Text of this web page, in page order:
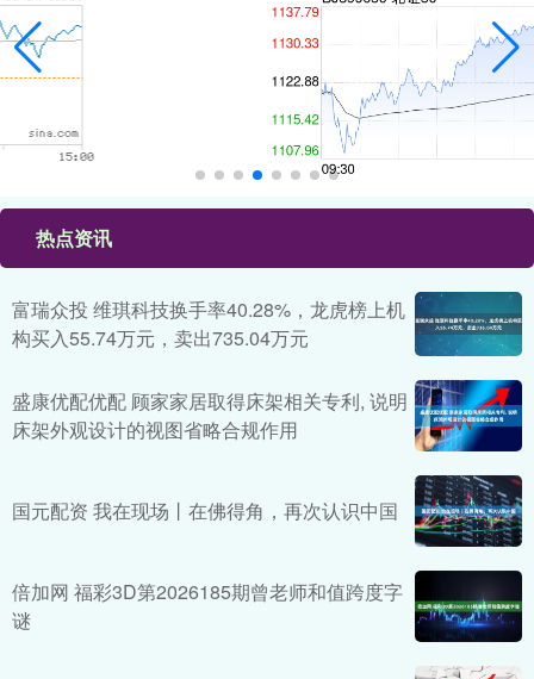
热点资讯
富瑞众投 维琪科技换手率40.28%，龙虎榜上机
构买入55.74万元，卖出735.04万元
盛康优配优配 顾家家居取得床架相关专利, 说明
床架外观设计的视图省略合规作用
国元配资 我在现场丨在佛得角，再次认识中国
倍加网 福彩3D第2026185期曾老师和值跨度字
谜